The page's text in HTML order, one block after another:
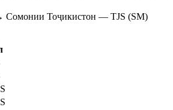
Тоҷикистон — TJS (SM)